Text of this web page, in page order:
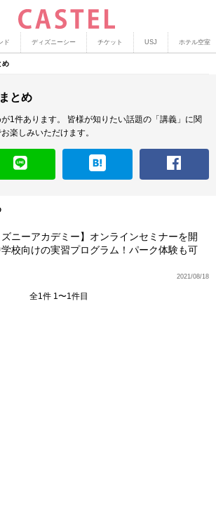
ド ディズニーシー チケット USJ ホテル空室
め
とめ
1件あります。
皆様が知りたい話題の「講義」に関
楽しみいただけます。
ズニーアカデミー】オンラインセミナーを開
校向けの実習プログラム！パーク体験も可
2021/08/18
全1件 1〜1件目